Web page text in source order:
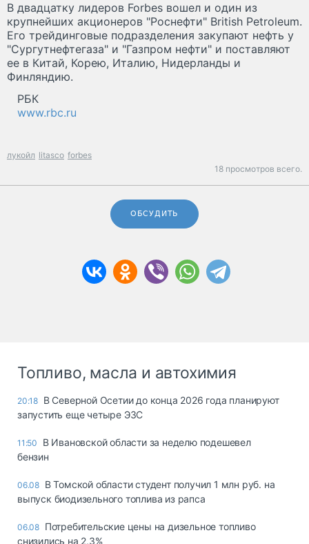
В двадцатку лидеров Forbes вошел и один из
крупнейших акционеров "Роснефти" British Petroleum.
Его трейдинговые подразделения закупают нефть у
"Сургутнефтегаза" и "Газпром нефти" и поставляют
ее в Китай, Корею, Италию, Нидерланды и
Финляндию.
РБК
www.rbc.ru
лукойл litasco forbes
18 просмотров всего.
ОБСУДИТЬ
Топливо, масла и автохимия
20:18 В Северной Осетии до конца 2026 года планируют
запустить еще четыре ЭЗС
11:50
В Ивановской области за неделю подешевел
бензин
06.08 В Томской области студент получил 1 млн руб. на
выпуск биодизельного топлива из рапса
06.08 Потребительские цены на дизельное топливо
снизились на 2,3%